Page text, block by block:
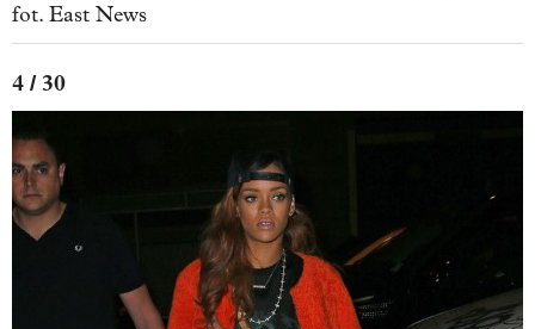
fot. East News
4 / 30